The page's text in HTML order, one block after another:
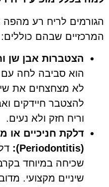
הגורמים לריח רע
המרכזיים שבהם כוללים:
הצטברות אבן שן
הוא סביבה לחה עם
לא מצחצחים את
להצטבר חיידקים
וריח חזק ולא נעים.
דלקת חניכיים או
(Periodontitis):
שכיחה במיוחד
שיניים מקצועי.